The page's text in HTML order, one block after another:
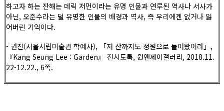
하고자 하는 잔해는 데릭 저먼이라는 유명 인물과 연루된 역사나 서사가
아닌, 오준수라는 덜 유명한 인물의 배경과 역사, 즉 우리에겐 없거나 잃
어버린 기억이다.
- 권진(서울시립미술관 학예사), 「저 산까지도 정원으로 들여왔어라」,
『Kang Seung Lee : Garden』 전시도록, 원앤제이갤러리, 2018.11.
22-12.22., 6쪽.